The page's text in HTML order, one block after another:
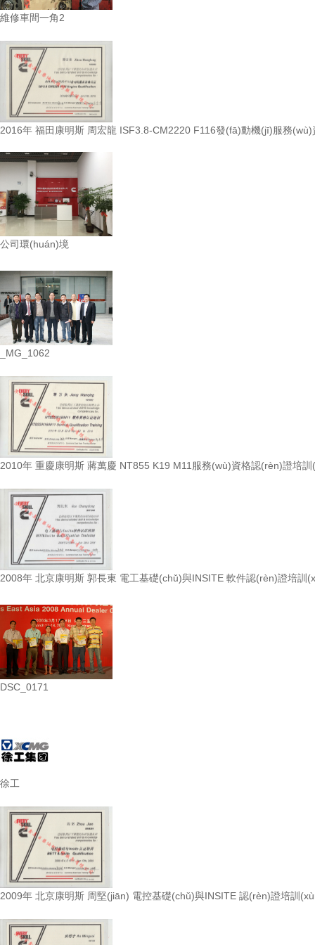
維修車間一角2
2016年 福田康明斯 周宏龍 ISF3.8-CM2220 F116發(fā)動機(jī)服務
公司環(huán)境
_MG_1062
2010年 重慶康明斯 蔣萬慶 NT855 K19 M11服務(wù)資格認(rèn)證培
2008年 北京康明斯 郭長東 電工基礎(chǔ)與INSITE 軟件認(rèn)證培訓
DSC_0171
徐工
2009年 北京康明斯 周堅(jiān) 電控基礎(chǔ)與INSITE 認(rèn)證培訓